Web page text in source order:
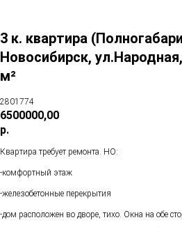
3 к. квартира
Новосибирск,
м²
2801774
6500000,00
р.
Квартира требует ремонта. НО:
-комфортный этаж
-железобетонные перекрытия
-дом расположен во дворе, тихо. Окна на обе